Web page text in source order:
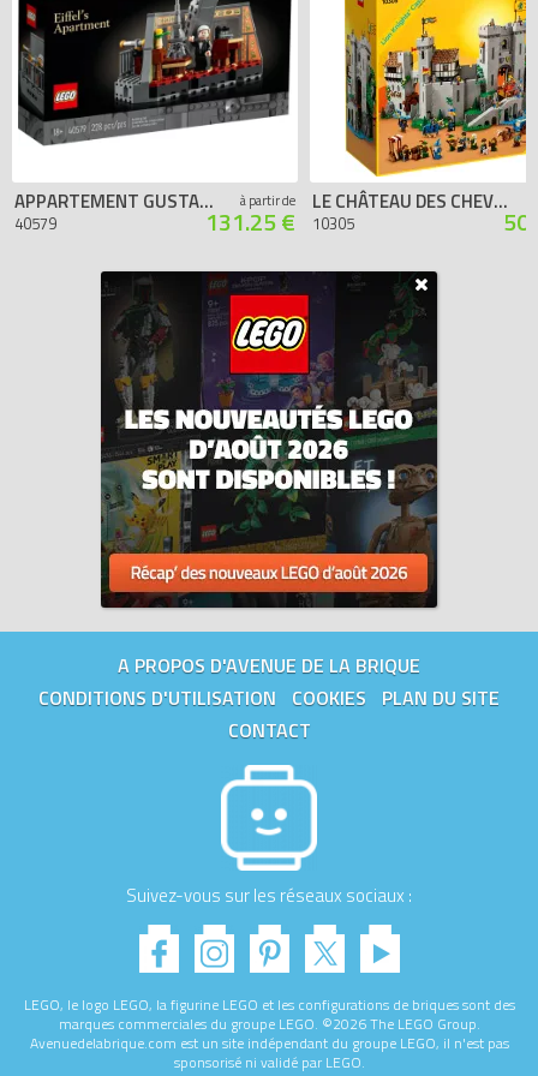
APPARTEMENT GUSTAVE EIFFEL
40579
à partir de
131.25 €
LE CHÂTEAU DES CHEVALIERS DU LION
10305
A PROPOS D'AVENUE DE LA BRIQUE
CONDITIONS D'UTILISATION
COOKIES
PLAN DU SITE
CONTACT
Suivez-vous sur les réseaux sociaux :
LEGO, le logo LEGO, la figurine LEGO et les configurations de briques sont des
marques commerciales du groupe LEGO. ©2026 The LEGO Group.
Avenuedelabrique.com est un site indépendant du groupe LEGO, il n'est pas
sponsorisé ni validé par LEGO.